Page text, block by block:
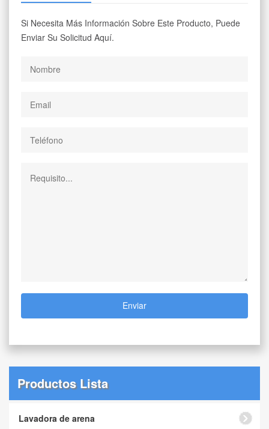
Si Necesita Más Información Sobre Este Producto, Puede
Enviar Su Solicitud Aquí.
Enviar
Productos Lista
Lavadora de arena